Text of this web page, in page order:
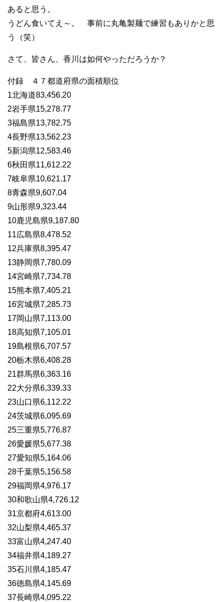
あると思う。
うどん食いてえ～。 事前に丸亀製麺で練習もありかと思
う（笑）
さて、皆さん、香川は如何やっただろうか？
付録 ４７都道府県の面積順位
1北海道83,456.20
2岩手県15,278.77
3福島県13,782.75
4長野県13,562.23
5新潟県12,583.46
6秋田県11,612.22
7岐阜県10,621.17
8青森県9,607.04
9山形県9,323.44
10鹿児島県9,187.80
11広島県8,478.52
12兵庫県8,395.47
13静岡県7,780.09
14宮崎県7,734.78
15熊本県7,405.21
16宮城県7,285.73
17岡山県7,113.00
18高知県7,105.01
19島根県6,707.57
20栃木県6,408.28
21群馬県6,363.16
22大分県6,339.33
23山口県6,112.22
24茨城県6,095.69
25三重県5,776.87
26愛媛県5,677.38
27愛知県5,164.06
28千葉県5,156.58
29福岡県4,976.17
30和歌山県4,726.12
31京都府4,613.00
32山梨県4,465.37
33富山県4,247.40
34福井県4,189.27
35石川県4,185.47
36徳島県4,145.69
37長崎県4,095.22